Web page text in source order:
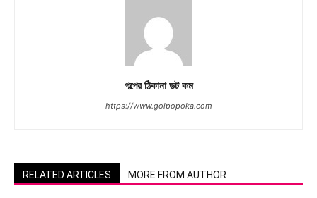
গল্পের ঠিকানা ডট কম
https://www.golpopoka.com
RELATED ARTICLES MORE FROM AUTHOR